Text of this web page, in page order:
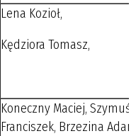
Lena Kozioł,
Kędziora Tomasz,
Koneczny Maciej, Szymuś
Franciszek, Brzezina